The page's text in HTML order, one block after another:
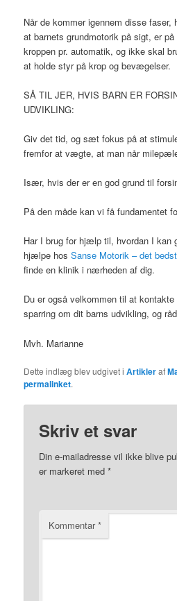
Når de kommer igennem disse faser,
at barnets grundmotorik på sigt, er
kroppen pr. automatik, og ikke skal
at holde styr på krop og bevægelser.
SÅ TIL JER, HVIS BARN ER
UDVIKLING:
Giv det tid, og sæt fokus på at
fremfor at vægte, at man når
Især, hvis der er en god grund til
På den måde kan vi få fundamentet
Har I brug for hjælp til, hvordan I kan
hjælpe hosSanse Motorik – det
finde en klinik i nærheden af dig.
Du er også velkommen til at
sparring om dit barns udvikling, og
Mvh. Marianne
Dette indlæg blev udgivet iArtikleraf
permalinket.
Skriv et svar
Din e-mailadresse vil ikke blive
er markeret med*
Kommentar*